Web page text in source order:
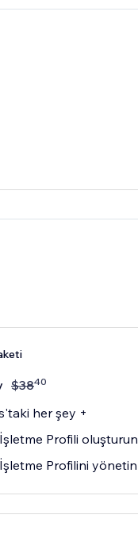
$3840
her şey +
Profili oluşturun
Profilini yönetin